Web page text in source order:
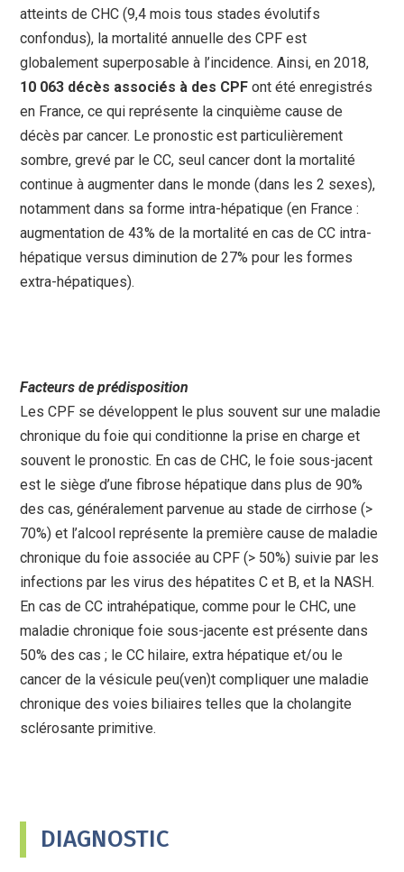
atteints de CHC (9,4 mois tous stades évolutifs
confondus), la mortalité annuelle des CPF est
globalement superposable à l’incidence. Ainsi, en 2018,
10 063 décès associés à des CPF ont été enregistrés
en France, ce qui représente la cinquième cause de
décès par cancer. Le pronostic est particulièrement
sombre, grevé par le CC, seul cancer dont la mortalité
continue à augmenter dans le monde (dans les 2 sexes),
notamment dans sa forme intra-hépatique (en France :
augmentation de 43% de la mortalité en cas de CC intra-
hépatique versus diminution de 27% pour les formes
extra-hépatiques).
Facteurs de prédisposition
Les CPF se développent le plus souvent sur une maladie
chronique du foie qui conditionne la prise en charge et
souvent le pronostic. En cas de CHC, le foie sous-jacent
est le siège d’une fibrose hépatique dans plus de 90%
des cas, généralement parvenue au stade de cirrhose (>
70%) et l’alcool représente la première cause de maladie
chronique du foie associée au CPF (> 50%) suivie par les
infections par les virus des hépatites C et B, et la NASH.
En cas de CC intrahépatique, comme pour le CHC, une
maladie chronique foie sous-jacente est présente dans
50% des cas ; le CC hilaire, extra hépatique et/ou le
cancer de la vésicule peu(ven)t compliquer une maladie
chronique des voies biliaires telles que la cholangite
sclérosante primitive.
DIAGNOSTIC